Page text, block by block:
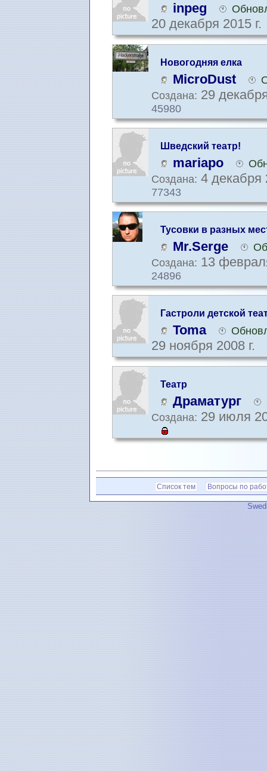
inpeg
20 декабря 2015 г.
Новогодняя елка
MicroDust
Создана: 29
45980
Шведский театр!
mariapo
Создана: 4 декабря
77343
Тусовки в разных
Mr.Serge
Создана: 13
24896
Гастроли детской
Toma
29 ноября 2008 г.
Театр
Драматург
Создана: 29 июля
Список тем Вопросы по